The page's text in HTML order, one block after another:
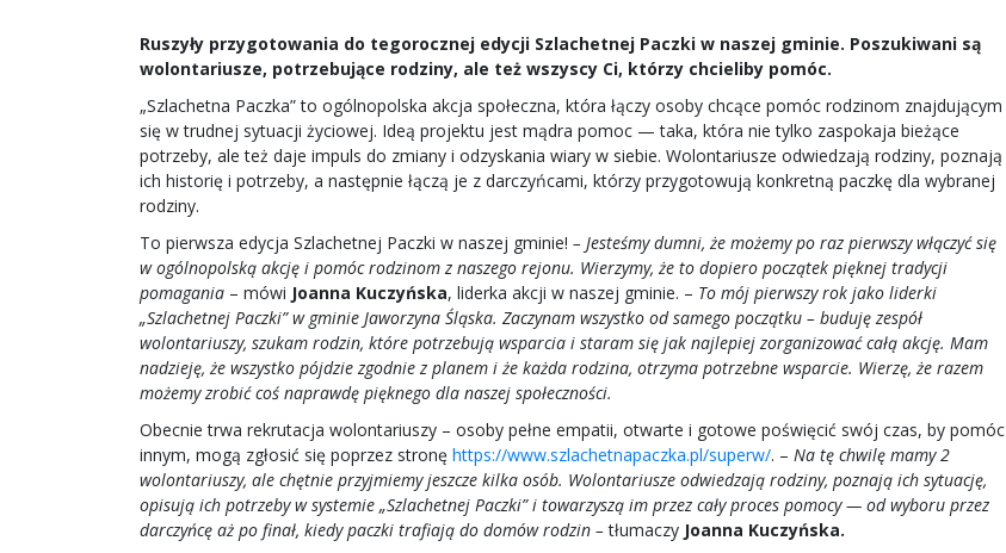
Ruszyły przygotowania do tegorocznej edycji Szlachetnej Paczki w naszej gminie. Poszukiwani są
wolontariusze, potrzebujące rodziny, ale też wszyscy Ci, którzy chcieliby pomóc.
„Szlachetna Paczka” to ogólnopolska akcja społeczna, która łączy osoby chcące pomóc rodzinom znajdującym
się w trudnej sytuacji życiowej. Ideą projektu jest mądra pomoc — taka, która nie tylko zaspokaja bieżące
potrzeby, ale też daje impuls do zmiany i odzyskania wiary w siebie. Wolontariusze odwiedzają rodziny, poznają
ich historię i potrzeby, a następnie łączą je z darczyńcami, którzy przygotowują konkretną paczkę dla wybranej
rodziny.
To pierwsza edycja Szlachetnej Paczki w naszej gminie! – Jesteśmy dumni, że możemy po raz pierwszy włączyć się
w ogólnopolską akcję i pomóc rodzinom z naszego rejonu. Wierzymy, że to dopiero początek pięknej tradycji
pomagania – mówi Joanna Kuczyńska, liderka akcji w naszej gminie. – To mój pierwszy rok jako liderki
„Szlachetnej Paczki” w gminie Jaworzyna Śląska. Zaczynam wszystko od samego początku – buduję zespół
wolontariuszy, szukam rodzin, które potrzebują wsparcia i staram się jak najlepiej zorganizować całą akcję. Mam
nadzieję, że wszystko pójdzie zgodnie z planem i że każda rodzina, otrzyma potrzebne wsparcie. Wierzę, że razem
możemy zrobić coś naprawdę pięknego dla naszej społeczności.
Obecnie trwa rekrutacja wolontariuszy – osoby pełne empatii, otwarte i gotowe poświęcić swój czas, by pomóc
innym, mogą zgłosić się poprzez stronę https://www.szlachetnapaczka.pl/superw/. – Na tę chwilę mamy 2
wolontariuszy, ale chętnie przyjmiemy jeszcze kilka osób. Wolontariusze odwiedzają rodziny, poznają ich sytuację,
opisują ich potrzeby w systemie „Szlachetnej Paczki” i towarzyszą im przez cały proces pomocy — od wyboru przez
darczyńcę aż po finał, kiedy paczki trafiają do domów rodzin –tłumaczy Joanna Kuczyńska.